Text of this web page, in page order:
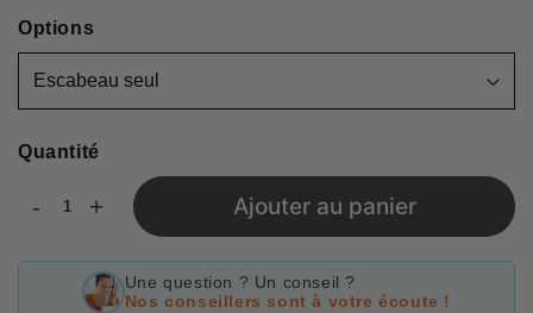
price
Options
Quantité
- + Ajouter au panier
Une question ? Un conseil ?
Nos conseillers sont à votre écoute !